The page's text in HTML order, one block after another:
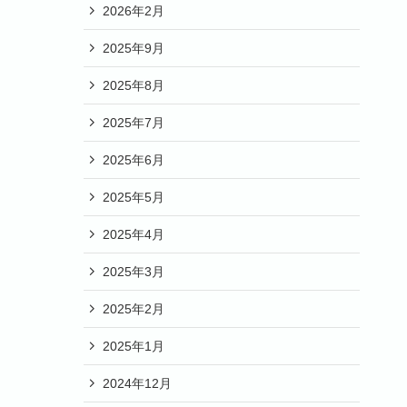
2026年2月
2025年9月
2025年8月
2025年7月
2025年6月
2025年5月
2025年4月
2025年3月
2025年2月
2025年1月
2024年12月